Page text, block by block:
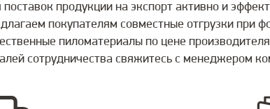
продукции на экспорт активно и
покупателям совместные отгрузки при
пиломатериалы по цене
сотрудничества свяжитесь с менеджером